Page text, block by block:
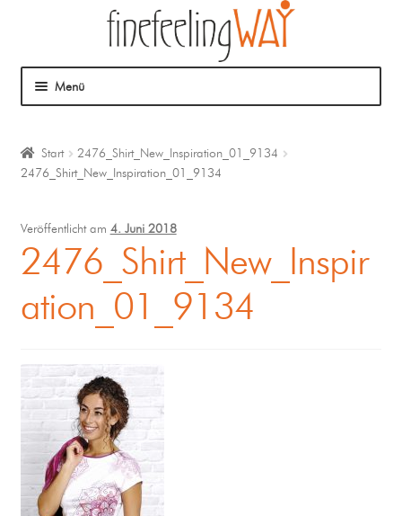
Menü
Mein Angebot
Coaching
Klangmassage
Start
2476_Shirt_New_Inspiration_01_9134
2476_Shirt_New_Inspiration_01_9134
Veröffentlicht am 4. Juni 2018
2476_Shirt_New_Inspir
ation_01_9134